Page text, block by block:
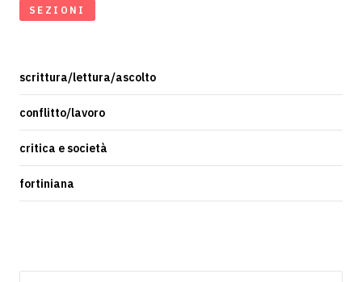
SEZIONI
scrittura/lettura/ascolto
conflitto/lavoro
critica e società
fortiniana